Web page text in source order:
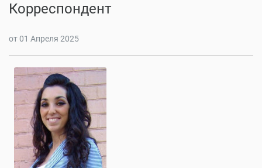
Корреспондент
от 01 Апреля 2025